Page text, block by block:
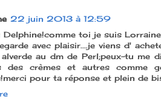
22 juin 2013 à 12:59
Delphine!comme toi je suis
avec plaisir....je viens d'
alverde au dm de Perl;peux-tu
des crèmes et autres comme
pour ta réponse et plein de